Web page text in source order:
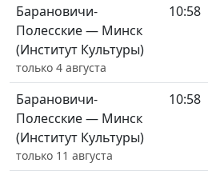
Барановичи-
Полесские — Минск
(Институт Культуры)
только 4 августа
10:58
Барановичи-
Полесские — Минск
(Институт Культуры)
только 11 августа
10:58